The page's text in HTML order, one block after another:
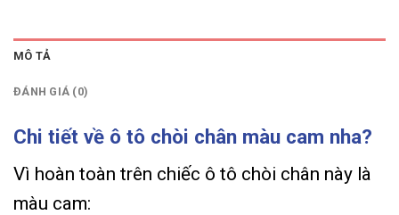
MÔ TẢ
ĐÁNH GIÁ (0)
Chi tiết về ô tô chòi chân màu cam nha?
Vì hoàn toàn trên chiếc ô tô chòi chân này là
màu cam: